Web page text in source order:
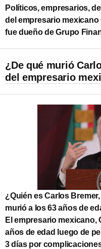
Políticos, empresarios,
del empresario
fue dueño de Grupo
¿De qué murió
del empresario
¿Quién es Carlos
murió a los 63 años de
El empresario mexicano,
años de edad luego de
3 días por